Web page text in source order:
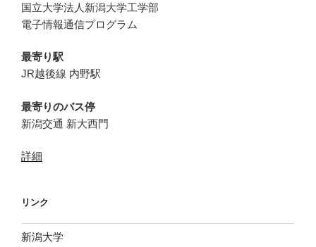
国立大学法人新潟大学工学部
電子情報通信プログラム
最寄り駅
JR越後線 内野駅
最寄りのバス停
新潟交通 新大西門
詳細
リンク
新潟大学